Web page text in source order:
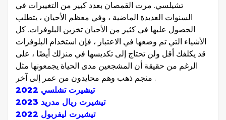
تشيلسي. مرت القمصان بعدد كبير من التغييرات في
السنوات العديدة الماضية ، وفي معظم الأحيان ، يتطلب
الحصول عليها في كثير من الأحيان تخزين البلوفرات. كل
الأشياء التي تم وضعها في الاعتبار ، فإن استخدام البلوفرات
قد يكلفك أقل ولن تحتاج إلى تكديسها في منزلك أيضًا ، على
الرغم من حقيقة أن المشجعين مدى الحياة يجمعونها مثل
منجم ذهب وهم محايدون من عمر إلى آخر .
تيشيرت تشلسي 2022
تيشيرت ريال مدريد 2023
تيشيرت ليفربول 2022